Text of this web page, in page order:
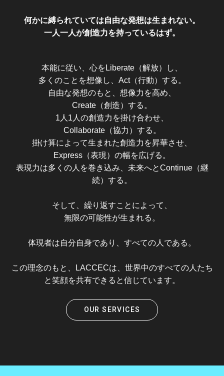
何かに縛られていては自由な発想は生まれない。
一人一人が創造力を持っているはず。
本能に従い、心をLiberate（解放）し、
多くのことを想像し、Act（行動）する。
自由な発想のもと、想像力を高め、
Create（創造）する。
1人1人の創造力を掛け合わせ、
Collaborate（協力）する。
掛け算によって生まれた創造力を昇華させ、
Express（表現）の幅を広げる。
表現力は多くの人を巻き込み、未来へとContinue（継
続）する。
そして、繰り返すことによって、
無限の可能性が生まれる。
体現者は自分自身であり、すべての人である。
この理念のもと、LACCECは、世界中のすべての人たち
と笑顔を共有できると信じています。
OUR SERVICES